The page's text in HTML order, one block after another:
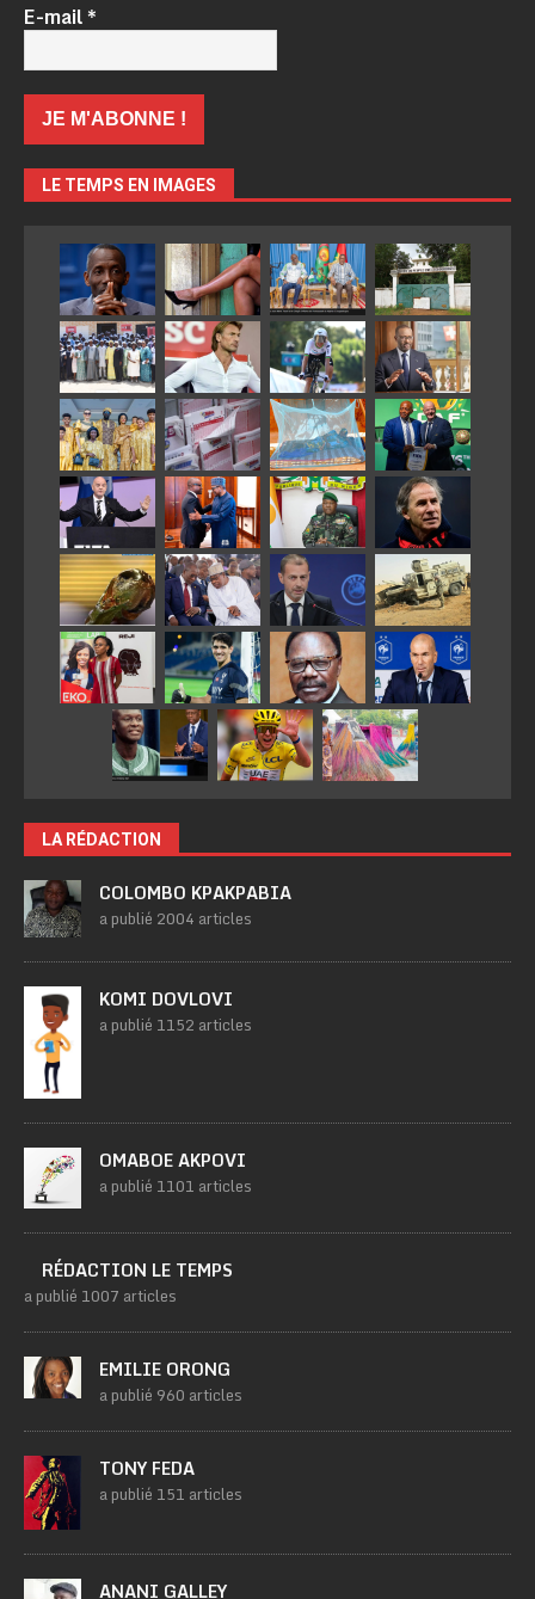
E-mail*
LE TEMPS EN IMAGES
LA RÉDACTION
COLOMBO KPAKPABIA
a publié 2004 articles
KOMI DOVLOVI
a publié 1152 articles
OMABOE AKPOVI
a publié 1101 articles
RÉDACTION LE TEMPS
a publié 1007 articles
EMILIE ORONG
a publié 960 articles
TONY FEDA
a publié 151 articles
ANANI GALLEY